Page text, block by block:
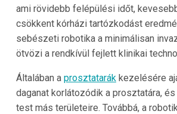
ami rövidebb felépülési időt,
csökkent kórházi tartózkodást
sebészeti robotika a minimálisan
ötvözi a rendkívül fejlett klinikai
Általában a prosztatarák kezelésére
daganat korlátozódik a prosztatára,
test más területeire. Továbbá, a